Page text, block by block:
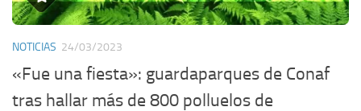
NOTICIAS 24/03/2023
«Fue una fiesta»: guardaparques de Conaf
tras hallar más de 800 polluelos de